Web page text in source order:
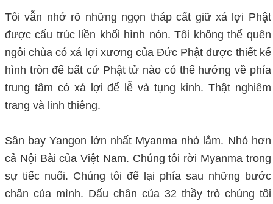
Tôi vẫn nhớ rõ những ngọn tháp cất giữ xá lợi Phật
được cấu trúc liền khối hình nón. Tôi không thể quên
ngôi chùa có xá lợi xương của Đức Phật được thiết kế
hình tròn để bất cứ Phật tử nào có thể hướng về phía
trung tâm có xá lợi để lễ và tụng kinh. Thật nghiêm
trang và linh thiêng.
Sân bay Yangon lớn nhất Myanma nhỏ lắm. Nhỏ hơn
cả Nội Bài của Việt Nam. Chúng tôi rời Myanma trong
sự tiếc nuối. Chúng tôi để lại phía sau những bước
chân của mình. Dấu chân của 32 thầy trò chúng tôi